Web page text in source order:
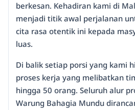
berkesan. Kehadiran kami di
menjadi titik awal perjalanan
cita rasa otentik ini kepada
luas.
Di balik setiap porsi yang kami
proses kerja yang melibatkan
hingga 50 orang. Seluruh alur
Warung Bahagia Mundu